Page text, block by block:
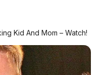
Kid And Mom – Watch!